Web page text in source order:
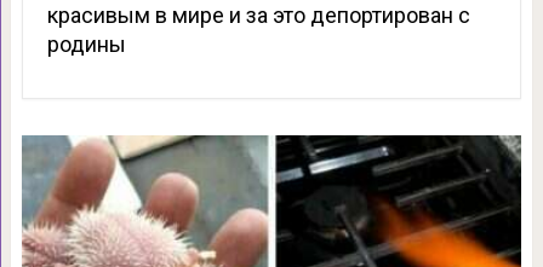
красивым в мире и за это депортирован с
родины